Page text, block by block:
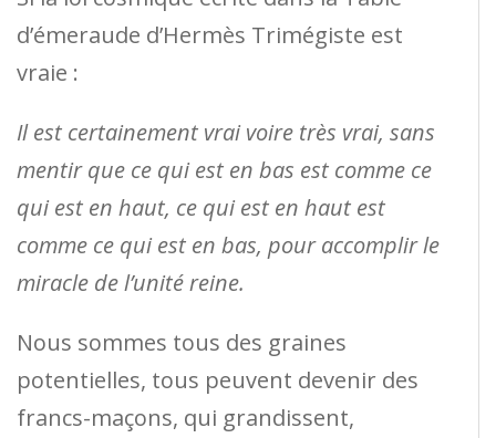
d’émeraude d’Hermès Trimégiste est
vraie :
Il est certainement vrai voire très vrai, sans
mentir que ce qui est en bas est comme ce
qui est en haut, ce qui est en haut est
comme ce qui est en bas, pour accomplir le
miracle de l’unité reine.
Nous sommes tous des graines
potentielles, tous peuvent devenir des
francs-maçons, qui grandissent,